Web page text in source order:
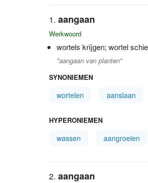
aangaan
Werkwoord
wortels krijgen; wortel
"aangaan van planten"
SYNONIEMEN
wortelen aanslaan
HYPERONIEMEN
wassen aangroeien
aangaan